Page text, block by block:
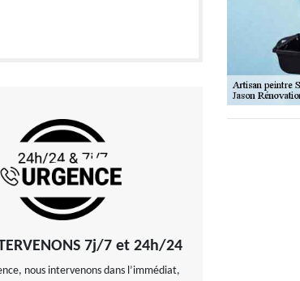
7j/7 et 24h/24
nous intervenons dans l’immédiat,